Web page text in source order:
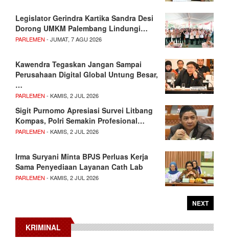
Legislator Gerindra Kartika Sandra Desi
Dorong UMKM Palembang Lindungi…
PARLEMEN - JUMAT, 7 AGU 2026
Kawendra Tegaskan Jangan Sampai
Perusahaan Digital Global Untung Besar,
…
PARLEMEN - KAMIS, 2 JUL 2026
Sigit Purnomo Apresiasi Survei Litbang
Kompas, Polri Semakin Profesional…
PARLEMEN - KAMIS, 2 JUL 2026
Irma Suryani Minta BPJS Perluas Kerja
Sama Penyediaan Layanan Cath Lab
PARLEMEN - KAMIS, 2 JUL 2026
NEXT
KRIMINAL